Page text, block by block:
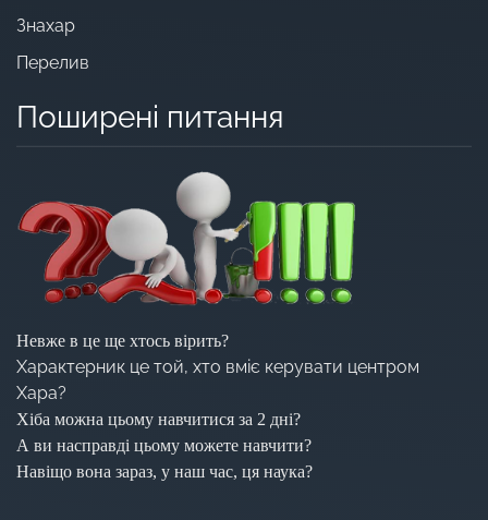
Знахар
Перелив
Поширені питання
Невже в це ще хтось вірить?
Характерник це той, хто вміє керувати центром
Хара?
Хіба можна цьому навчитися за 2 дні?
А ви насправді цьому можете навчити?
Навіщо вона зараз, у наш час, ця наука?